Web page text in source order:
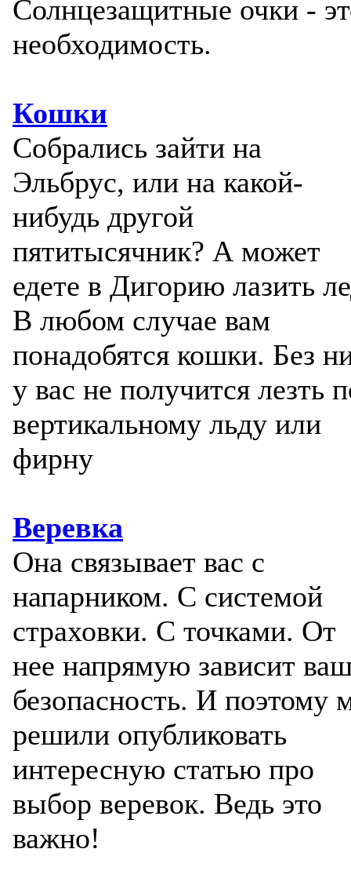
Солнцезащитные очки -
необходимость.
Кошки
Собрались зайти на
Эльбрус, или на какой-
нибудь другой
пятитысячник? А может
едете в Дигорию лазить
В любом случае вам
понадобятся кошки. Без
у вас не получится лезть
вертикальному льду или
фирну
Веревка
Она связывает вас с
напарником. С системой
страховки. С точками. От
нее напрямую зависит
безопасность. И поэтому
решили опубликовать
интересную статью про
выбор веревок. Ведь это
важно!